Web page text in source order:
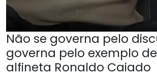
Não se governa pelo
governa pelo exemplo
alfineta Ronaldo Caiado